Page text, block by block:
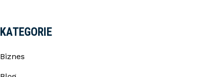
KATEGORIE
Biznes